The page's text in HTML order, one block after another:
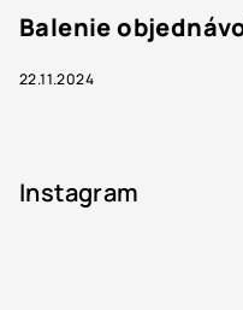
Balenie
22.11.2024
Instagram